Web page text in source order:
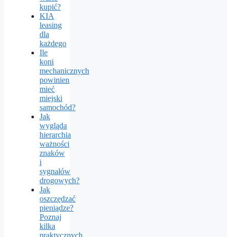
kupić?
KIA
leasing
dla
każdego
Ile
koni
mechanicznych
powinien
mieć
miejski
samochód?
Jak
wygląda
hierarchia
ważności
znaków
i
sygnałów
drogowych?
Jak
oszczędzać
pieniądze?
Poznaj
kilka
praktycznych